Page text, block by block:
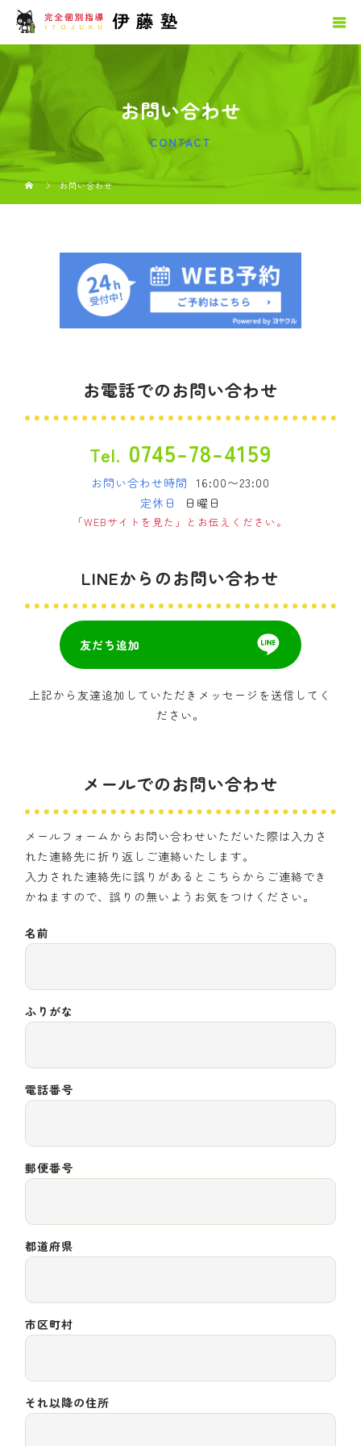
お問い合わせ
CONTACT
お問い合わせ
お電話でのお問い合わせ
Tel. 0745-78-4159
お問い合わせ時間
16:00〜23:00
定休日
日曜日
「WEBサイトを見た」とお伝えください。
LINEからのお問い合わせ
友だち追加
上記から友達追加していただきメッセージを送信してく
ださい。
メールでのお問い合わせ
メールフォームからお問い合わせいただいた際は入力さ
れた連絡先に折り返しご連絡いたします。
入力された連絡先に誤りがあるとこちらからご連絡でき
かねますので、誤りの無いようお気をつけください。
名前
ふりがな
電話番号
郵便番号
都道府県
市区町村
それ以降の住所